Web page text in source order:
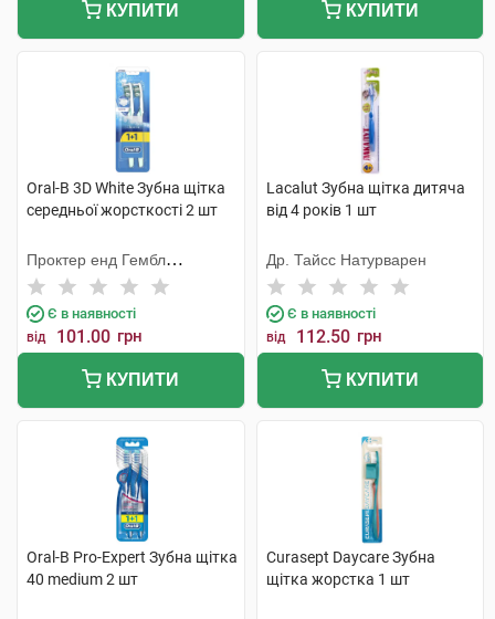
КУПИТИ КУПИТИ
Oral-B 3D White Зубна щітка
середньої жорсткості 2 шт
Проктер енд Гембл
Меньюфекчурінг
Є в наявності
від 101.00 грн
КУПИТИ
Lacalut Зубна щітка дитяча
від 4 років 1 шт
Др. Тайсс Натурварен
Є в наявності
від 112.50 грн
КУПИТИ
Oral-B Pro-Expert Зубна щітка
40 medium 2 шт
Curasept Daycare Зубна
щітка жорстка 1 шт